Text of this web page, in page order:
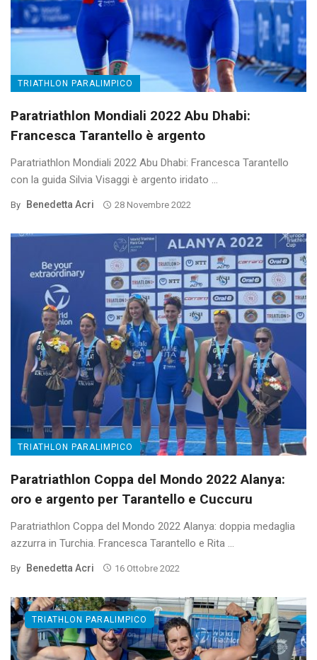
TRIATHLON PARALIMPICO
Paratriathlon Mondiali 2022 Abu Dhabi:
Francesca Tarantello è argento
Paratriathlon Mondiali 2022 Abu Dhabi: Francesca Tarantello
con la guida Silvia Visaggi è argento iridato ...
By Benedetta Acri 28 Novembre 2022
TRIATHLON PARALIMPICO
Paratriathlon Coppa del Mondo 2022 Alanya:
oro e argento per Tarantello e Cuccuru
Paratriathlon Coppa del Mondo 2022 Alanya: doppia medaglia
azzurra in Turchia. Francesca Tarantello e Rita ...
By Benedetta Acri 16 Ottobre 2022
TRIATHLON PARALIMPICO